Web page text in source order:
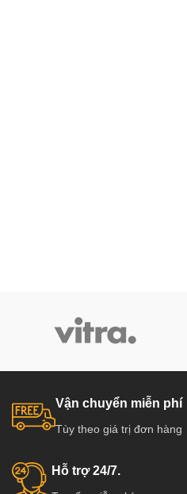
Vận chuyển miễn phí
Tùy theo giá trị đơn hàng
Hỗ trợ 24/7.